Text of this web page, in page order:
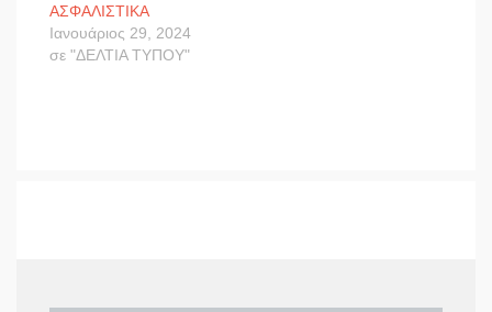
ΑΣΦΑΛΙΣΤΙΚΑ
Ιανουάριος 29, 2024
σε "ΔΕΛΤΙΑ ΤΥΠΟΥ"